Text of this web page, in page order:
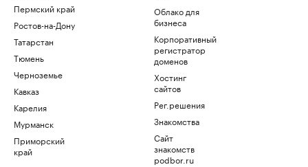
Пермский край
Ростов-на-Дону
Татарстан
Тюмень
Черноземье
Кавказ
Карелия
Мурманск
Приморский
край
Облако для
бизнеса
Корпоративный
регистратор
доменов
Хостинг
сайтов
Рег.решения
Знакомства
Сайт
знакомств
podbor.ru